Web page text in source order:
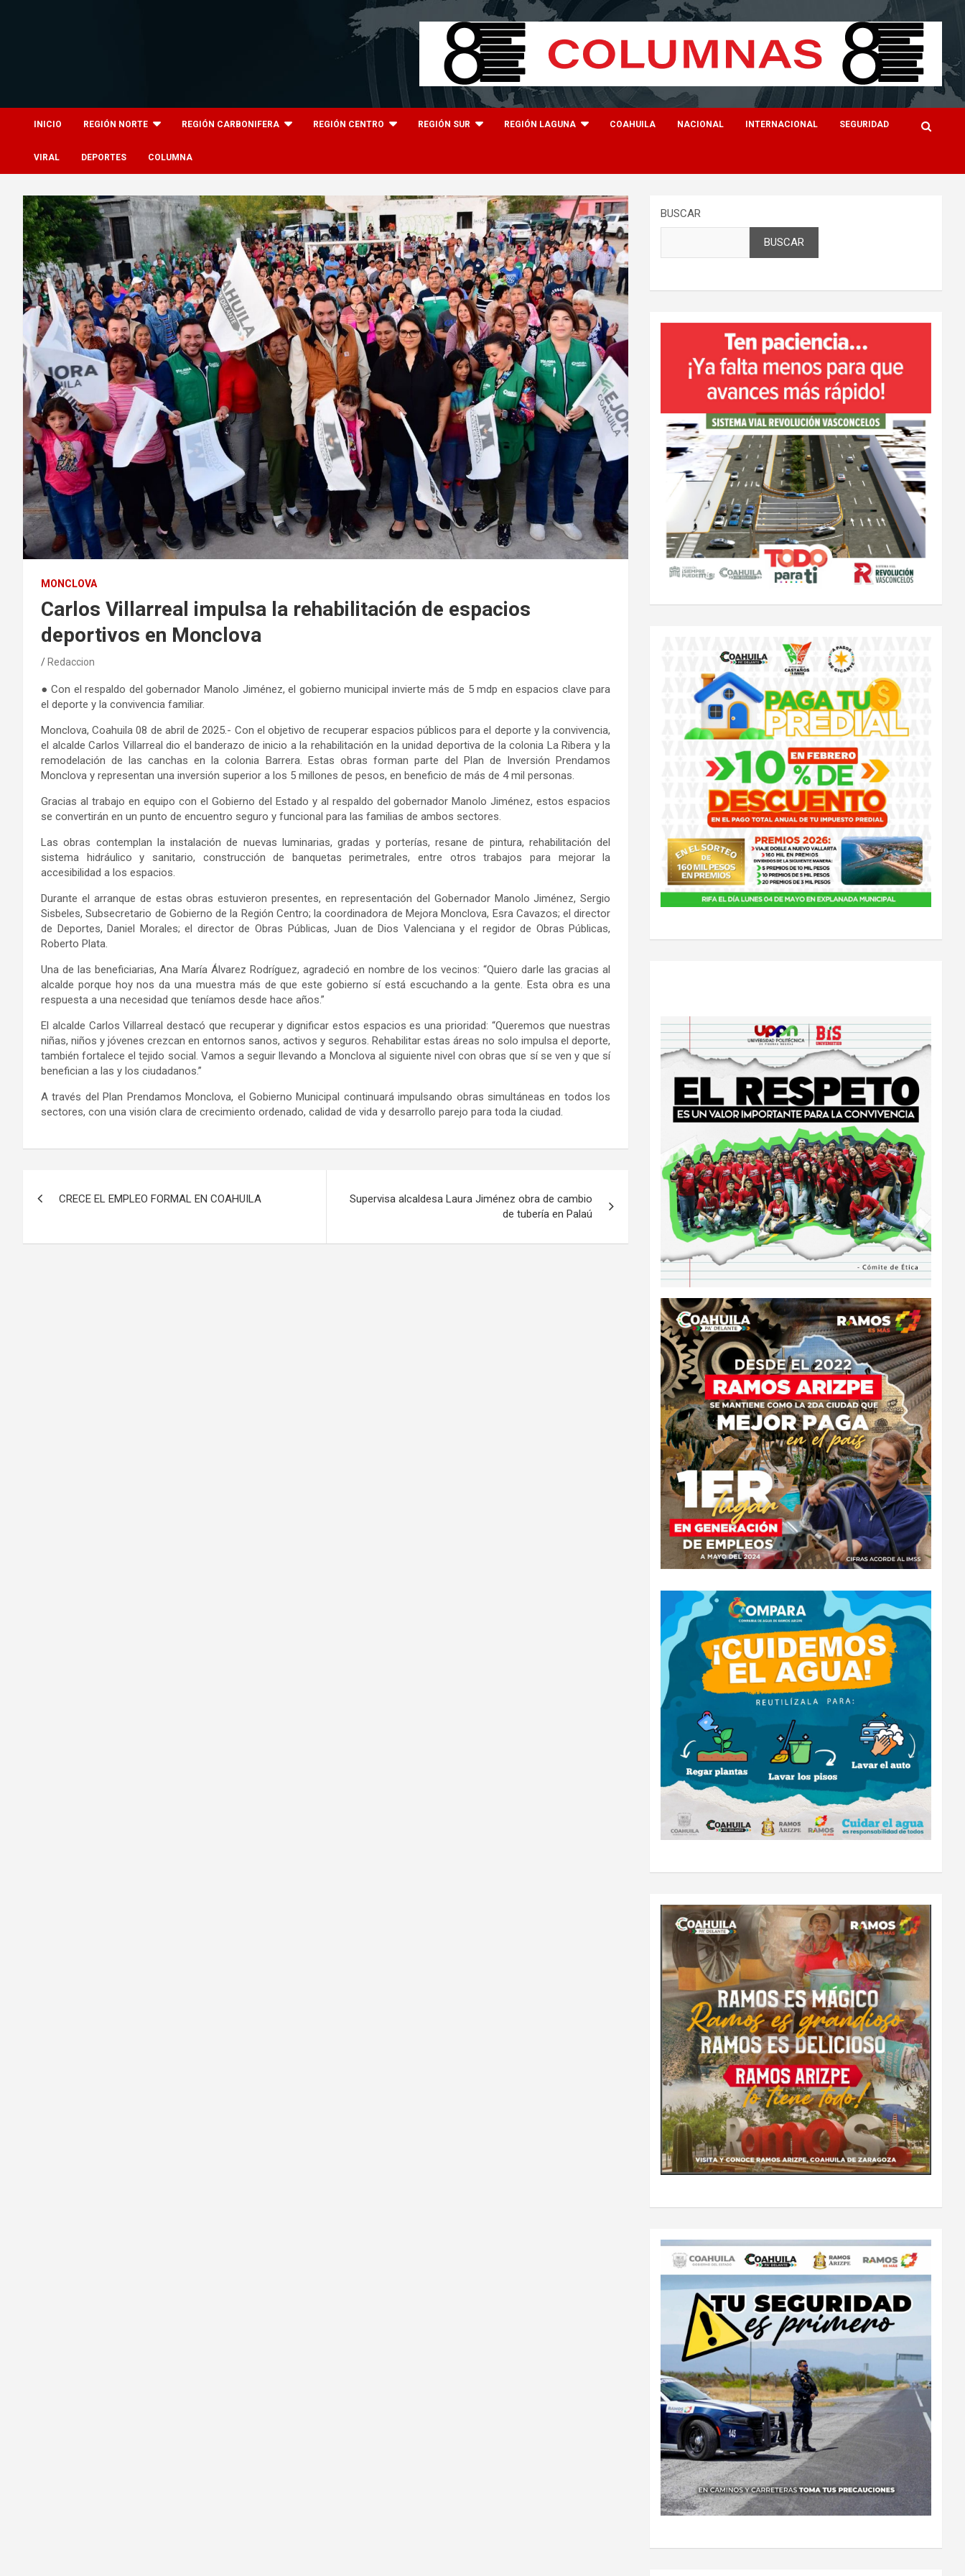
INICIO REGIÓN NORTE REGIÓN CARBONIFERA REGIÓN CENTRO REGIÓN SUR REGIÓN LAGUNA COAHUILA NACIONAL INTERNACIONAL SEGURIDAD
VIRAL DEPORTES COLUMNA
MONCLOVA
Carlos Villarreal impulsa la rehabilitación de espacios
deportivos en Monclova
Redaccion
●Con el respaldo del gobernador Manolo Jiménez, el gobierno municipal invierte más de 5 mdp en espacios clave para
el deporte y la convivencia familiar.
Monclova, Coahuila 08 de abril de 2025.- Con el objetivo de recuperar espacios públicos para el deporte y la convivencia,
el alcalde Carlos Villarreal dio el banderazo de inicio a la rehabilitación en la unidad deportiva de la colonia La Ribera y la
remodelación de las canchas en la colonia Barrera. Estas obras forman parte del Plan de Inversión Prendamos
Monclova y representan una inversión superior a los 5 millones de pesos, en beneficio de más de 4 mil personas.
Gracias al trabajo en equipo con el Gobierno del Estado y al respaldo del gobernador Manolo Jiménez, estos espacios
se convertirán en un punto de encuentro seguro y funcional para las familias de ambos sectores.
Las obras contemplan la instalación de nuevas luminarias, gradas y porterías, resane de pintura, rehabilitación del
sistema hidráulico y sanitario, construcción de banquetas perimetrales, entre otros trabajos para mejorar la
accesibilidad a los espacios.
Durante el arranque de estas obras estuvieron presentes, en representación del Gobernador Manolo Jiménez, Sergio
Sisbeles, Subsecretario de Gobierno de la Región Centro; la coordinadora de Mejora Monclova, Esra Cavazos; el director
de Deportes, Daniel Morales; el director de Obras Públicas, Juan de Dios Valenciana y el regidor de Obras Públicas,
Roberto Plata.
Una de las beneficiarias, Ana María Álvarez Rodríguez, agradeció en nombre de los vecinos: “Quiero darle las gracias al
alcalde porque hoy nos da una muestra más de que este gobierno sí está escuchando a la gente. Esta obra es una
respuesta a una necesidad que teníamos desde hace años.”
El alcalde Carlos Villarreal destacó que recuperar y dignificar estos espacios es una prioridad: “Queremos que nuestras
niñas, niños y jóvenes crezcan en entornos sanos, activos y seguros. Rehabilitar estas áreas no solo impulsa el deporte,
también fortalece el tejido social. Vamos a seguir llevando a Monclova al siguiente nivel con obras que sí se ven y que sí
benefician a las y los ciudadanos.”
A través del Plan Prendamos Monclova, el Gobierno Municipal continuará impulsando obras simultáneas en todos los
sectores, con una visión clara de crecimiento ordenado, calidad de vida y desarrollo parejo para toda la ciudad.
entradas
CRECE EL EMPLEO FORMAL EN COAHUILA
Supervisa alcaldesa Laura Jiménez obra de cambio
de tubería en Palaú
BUSCAR
BUSCAR